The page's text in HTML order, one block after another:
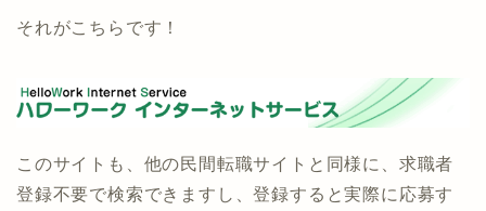
それがこちらです！
このサイトも、他の民間転職サイトと同様に、求職者
登録不要で検索できますし、登録すると実際に応募す